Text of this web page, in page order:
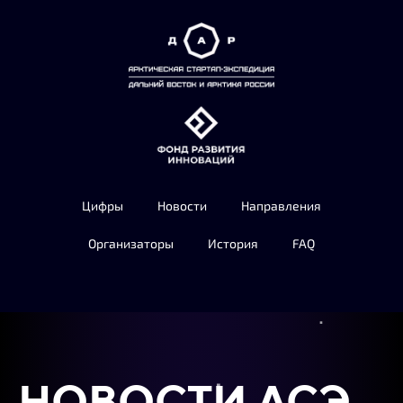
Цифры Новости Направления
Организаторы История FAQ